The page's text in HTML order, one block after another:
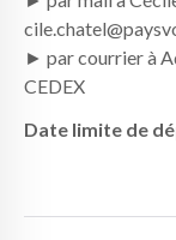
► par courrier à
CEDEX
Date limite de